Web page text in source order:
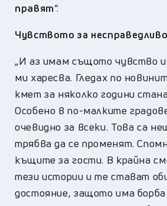
правят“.
Чувството за
„И аз имам същото чувство
ми харесва. Гледах по
кмет за няколко години
Особено в по-малките
очевидно за всеки. Това са
трябва да се променят.
къщите за гости. В крайна
тези истории и те стават
достояние, защото има